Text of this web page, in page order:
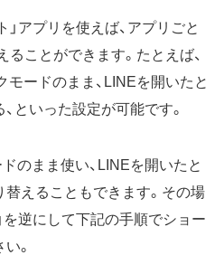
アプリを使えば、アプリごと
ことができます。たとえば、
ードのまま、LINEを開いたと
といった設定が可能です。
のまま使い、LINEを開いたと
えることもできます。その場
を逆にして下記の手順でショー
。